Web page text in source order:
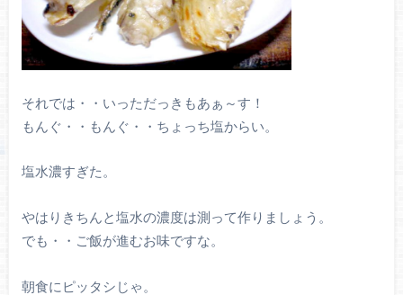
それでは・・いっただっきもあぁ～す！
もんぐ・・もんぐ・・ちょっち塩からい。
塩水濃すぎた。
やはりきちんと塩水の濃度は測って作りましょう。
でも・・ご飯が進むお味ですな。
朝食にピッタシじゃ。